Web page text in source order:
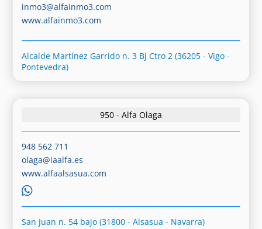
inmo3@alfainmo3.com
www.alfainmo3.com
Alcalde Martínez Garrido n. 3 Bj Ctro 2 (36205 - Vigo -
Pontevedra)
950 - Alfa Olaga
948 562 711
olaga@iaalfa.es
www.alfaalsasua.com
San Juan n. 54 bajo (31800 - Alsasua - Navarra)